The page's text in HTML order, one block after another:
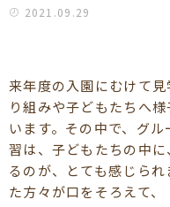
2021.09.29
来年度の入園にむけて
り組みや子どもたちへ
います。その中で、グ
習は、子どもたちの中
るのが、とても感じら
た方々が口をそろえて